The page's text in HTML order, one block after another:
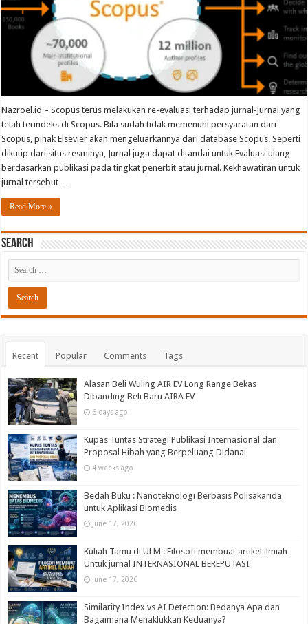
Nazroel.id – Scopus terus melakukan re-evaluasi terhadap jurnal-jurnal yang
telah terindeks di Scopus. Bila sudah tidak memenuhi persyaratan dari
Scopus, pihak Elsevier akan mengeluarkannya dari database Scopus. Seperti
dikutip dari situs resminya, Jurnal juga dapat ditandai untuk Evaluasi ulang
berdasarkan publikasi pada tingkat penerbit atau jurnal. Kekhawatiran untuk
jurnal tersebut …
Read More »
Search
Recent Popular Comments Tags
Alasan Beli Wuling AIR EV Long Range Bekas
Dibanding Beli Baru AIRA EV
6 days ago
Kupas Tuntas Strategi Publikasi Internasional dan
Proposal Hibah yang Berpeluang Didanai
4 weeks ago
Bedah Buku : Nanoteknologi Berbasis Polisakarida
untuk Aplikasi Biomedis
June 17, 2026
Kuliah Tamu di ULM : Filosofi membuat artikel ilmiah
Untuk jurnal INTERNASIONAL BEREPUTASI
June 17, 2026
Similarity Index vs AI Detection: Bedanya Apa dan
Bagaimana Menaklukkan Keduanya?